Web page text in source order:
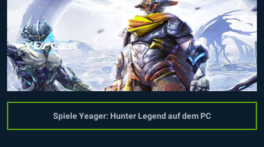
Spiele Yeager: Hunter Legend auf dem PC